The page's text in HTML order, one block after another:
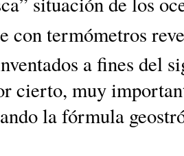
con termómetros
a fines del
cierto, muy
la fórmula